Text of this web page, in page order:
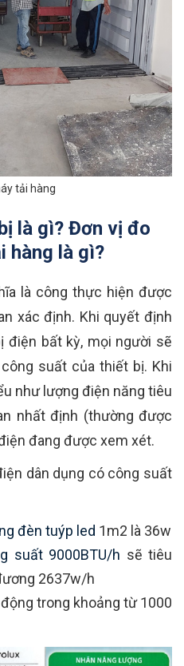
tải hàng
là gì? Đơn vị đo
hàng là gì?
là công thực hiện được
xác định. Khi quyết định
điện bất kỳ, mọi người sẽ
suất của thiết bị. Khi
như lượng điện năng tiêu
nhất định (thường được
đang được xem xét.
dân dụng có công suất
đèn tuýp led 1m2 là 36w
suất 9000BTU/h sẽ tiêu
2637w/h
trong khoảng từ 1000